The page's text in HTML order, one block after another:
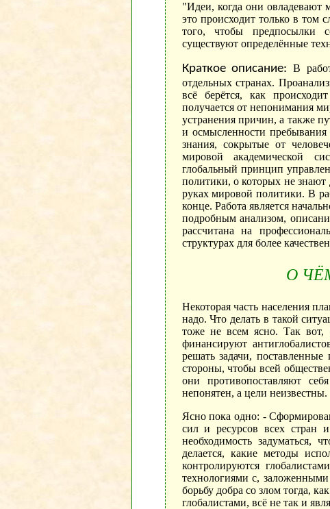
"Идеи, когда они овладевают
это происходит только в том
того, чтобы предпосылки
существуют определённые
Краткое описание: В
отдельных странах.
всё берётся, как
получается от непонимания
устранения причин, а также
и осмысленности
знания, сокрытые от
мировой академической
глобальный принцип
политики, о которых не знают
руках мировой политики. В
конце. Работа является
подробным анализом,
рассчитана на
структурах для более
О
Некоторая часть населения
надо. Что делать в такой
тоже не всем ясно. Так вот,
финансируют
решать задачи,
стороны, чтобы всей
они противопоставляют
непонятен, а цели неизвестны.
Ясно пока одно: -
сил и ресурсов всех стран
необходимость
делается, какие методы
контролируются
технологиями с,
борьбу добра со злом тогда,
глобалистами, всё не так и